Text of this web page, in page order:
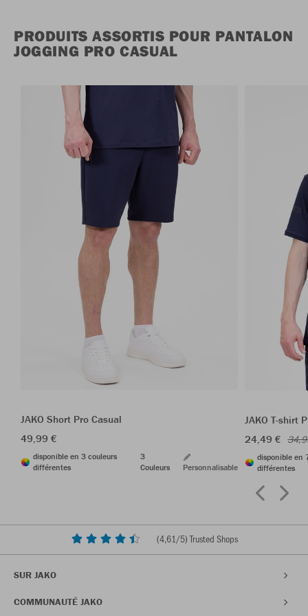
PRODUITS ASSORTIS POUR PANTALON
JOGGING PRO CASUAL
JAKO Short Pro Casual
49,99 €
disponible en 3 couleurs
différentes
3
Couleurs
Personnalisable
JAKO T-shirt
24,49 €
disponible en
différentes
(4,61/5) Trusted Shops
SUR JAKO
COMMUNAUTÉ JAKO